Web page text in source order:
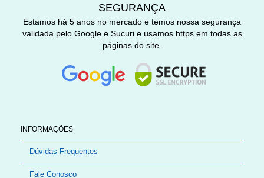
INFORMAÇÕES
Dúvidas Frequentes
Fale Conosco
SEGURANÇA
Estamos há 5 anos no mercado e temos nossa segurança
validada pelo Google e Sucuri e usamos https em todas as
páginas do site.